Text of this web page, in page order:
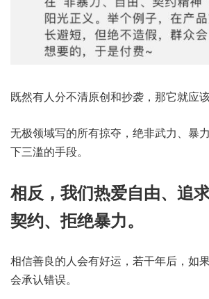
既然有人分不清原创和抄袭，那它就应该
无极领域写的所有掠夺，绝非武力、暴
下三滥的手段。
相反，我们热爱自由、追
契约、拒绝暴力。
相信善良的人会有好运，若干年后，如
会承认错误。